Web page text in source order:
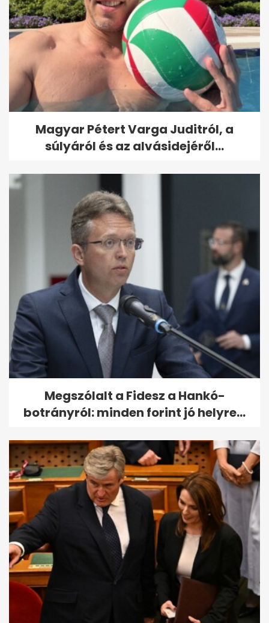
Magyar Pétert Varga Juditról, a
súlyáról és az alvásidejéről...
Megszólalt a Fidesz a Hankó-
botrányról: minden forint jó helyre...